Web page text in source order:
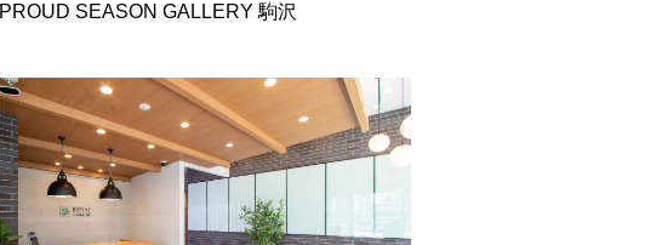
PROUD SEASON GALLERY 駒沢